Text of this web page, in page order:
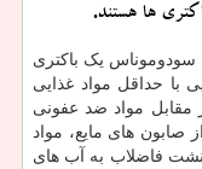
ها هستند.
سودوموناس یک باکتری
حداقل مواد غذایی
مقابل مواد ضد عفونی
صابون های مایع، مواد
نشت فاضلاب به آب های